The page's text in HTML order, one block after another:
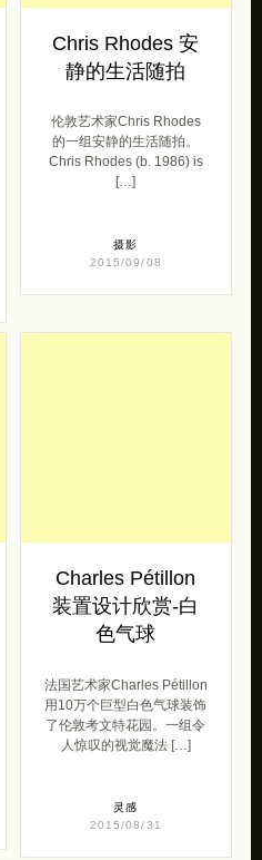
Chris Rhodes 安
静的生活随拍
伦敦艺术家Chris Rhodes
的一组安静的生活随拍。
Chris Rhodes (b. 1986) is
[…]
摄影
2015/09/08
Charles Pétillon
装置设计欣赏-白
色气球
法国艺术家Charles Pétillon
用10万个巨型白色气球装饰
了伦敦考文特花园。一组令
人惊叹的视觉魔法 […]
灵感
2015/08/31